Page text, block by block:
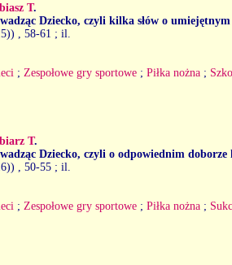
T.
Dziecko, czyli kilka słów o
, 58-61 ; il.
; Zespołowe gry sportowe ; Piłka nożna ;
T.
Dziecko, czyli o odpowiednim
, 50-55 ; il.
; Zespołowe gry sportowe ; Piłka nożna ;